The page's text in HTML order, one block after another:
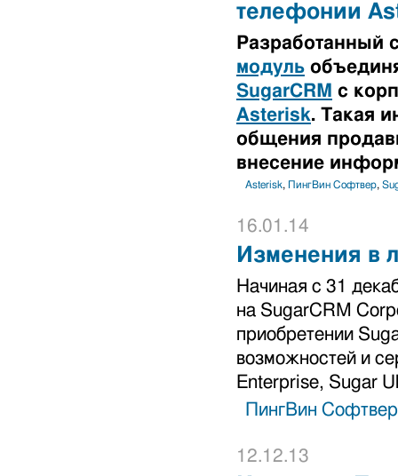
телефонии
Разработанный
модуль
SugarCRM с
Asterisk. Такая
общения
внесение
Asterisk, ПингВин Софтвер,
16.01.14
Изменения в
Начиная с 31
на SugarCRM
приобретении
возможностей и
Enterprise, Sugar
ПингВин Софтвер
12.12.13